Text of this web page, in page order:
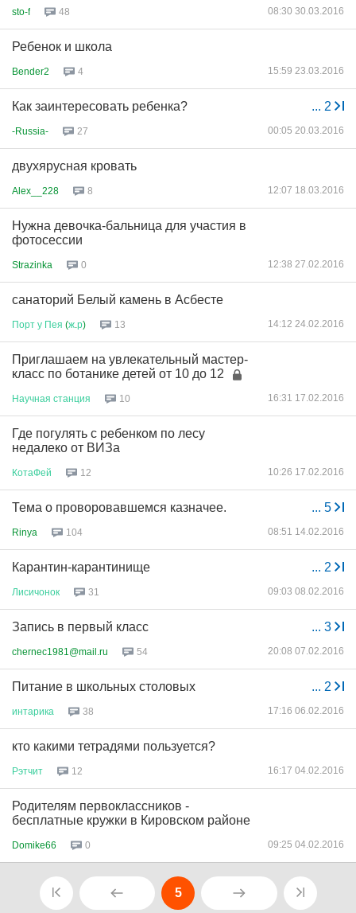
sto-f 48 08:30 30.03.2016
Ребенок и школа
Bender2 4 15:59 23.03.2016
... 2
Как заинтересовать ребенка?
-Russia- 27 00:05 20.03.2016
двухярусная кровать
Alex__228 8 12:07 18.03.2016
Нужна девочка-бальница для участия в
фотосессии
Strazinka 0 12:38 27.02.2016
санаторий Белый камень в Асбесте
Порт у Пея (ж р) 13 14:12 24.02.2016
Приглашаем на увлекательный мастер-
класс по ботанике детей от 10 до 12
Научная станция 10 16:31 17.02.2016
Где погулять с ребенком по лесу
недалеко от ВИЗа
КотаФей 12 10:26 17.02.2016
... 5
Тема о проворовавшемся казначее.
Rinya 104 08:51 14.02.2016
... 2
Карантин-карантинище
Лисичонок 31 09:03 08.02.2016
... 3
Запись в первый класс
chernec1981@mail.ru 54 20:08 07.02.2016
... 2
Питание в школьных столовых
интарика 38 17:16 06.02.2016
кто какими тетрадями пользуется?
Рэтчит 12 16:17 04.02.2016
Родителям первоклассников -
бесплатные кружки в Кировском районе
Domike66 0 09:25 04.02.2016
5